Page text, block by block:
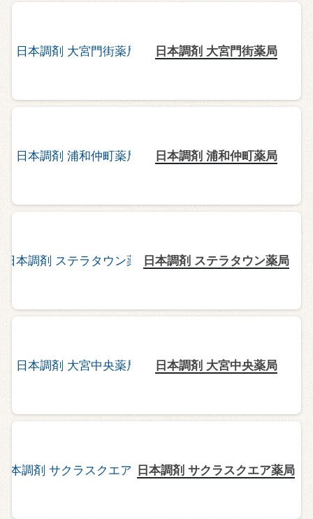
日本調剤 大宮門街薬局
日本調剤 浦和仲町薬局
日本調剤 ステラタウン薬局
日本調剤 大宮中央薬局
日本調剤 サクラスクエア薬局